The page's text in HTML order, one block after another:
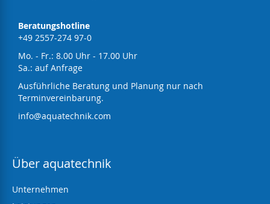
Beratungshotline
+49 2557-274 97-0
Mo. - Fr.: 8.00 Uhr - 17.00 Uhr
Sa.: auf Anfrage
Ausführliche Beratung und Planung nur nach
Terminvereinbarung.
info@aquatechnik.com
Über aquatechnik
Unternehmen